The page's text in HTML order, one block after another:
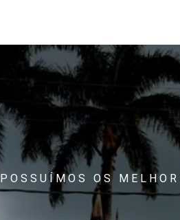
POSSUÍMOS OS